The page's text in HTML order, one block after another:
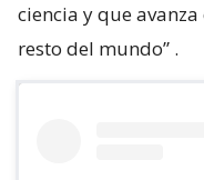
ciencia y que
resto del mundo” .